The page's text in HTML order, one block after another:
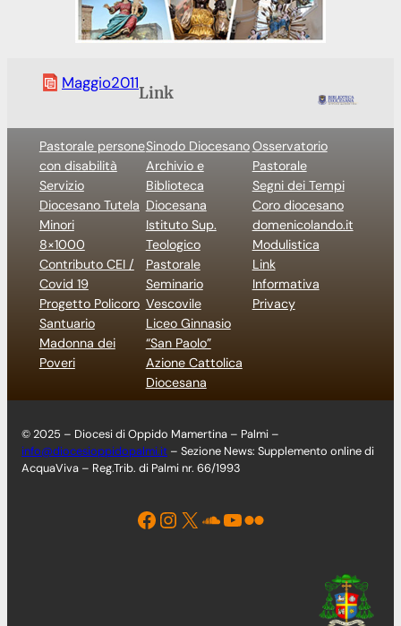
Maggio2011
Link
Pastorale persone
con disabilità
Servizio
Diocesano Tutela
Minori
8×1000
Contributo CEI /
Covid 19
Progetto Policoro
Santuario
Madonna dei
Poveri
Sinodo Diocesano
Archivio e
Biblioteca
Diocesana
Istituto Sup.
Teologico
Pastorale
Seminario
Vescovile
Liceo Ginnasio
“San Paolo”
Azione Cattolica
Diocesana
Osservatorio
Pastorale
Segni dei Tempi
Coro diocesano
domenicolando.it
Modulistica
Link
Informativa
Privacy
© 2025 – Diocesi di Oppido Mamertina – Palmi –
info@diocesioppidopalmi.it – Sezione News: Supplemento online di
AcquaViva – Reg.Trib. di Palmi nr. 66/1993
Facebook Instagram X Soundcloud YouTube Flickr